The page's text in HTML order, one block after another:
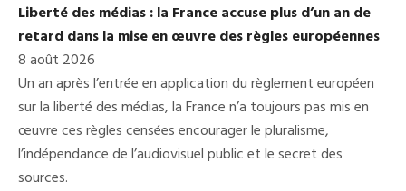
Liberté des médias : la France accuse plus d’un an de
retard dans la mise en œuvre des règles européennes
8 août 2026
Un an après l’entrée en application du règlement européen
sur la liberté des médias, la France n’a toujours pas mis en
œuvre ces règles censées encourager le pluralisme,
l’indépendance de l’audiovisuel public et le secret des
sources.